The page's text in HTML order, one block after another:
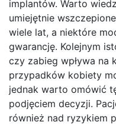
implantów. Warto
umiejętnie
wiele lat, a niektóre
gwarancję. Kolejnym
czy zabieg wpływa na
przypadków kobiety
jednak warto omówić
podjęciem decyzji.
również nad ryzykiem